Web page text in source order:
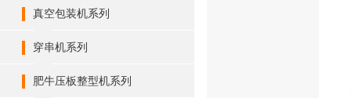
真空包装机系列
穿串机系列
肥牛压板整型机系列